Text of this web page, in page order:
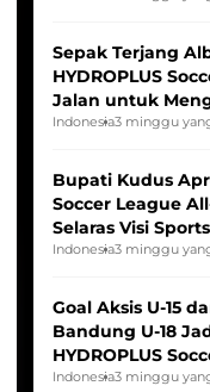
Sepak Terjang
HYDROPLUS
Jalan untuk
Indonesia Putri
Indonesia3 minggu
Bupati Kudus
Soccer League
Selaras Visi
Indonesia3 minggu
Goal Aksis U-15
Bandung U-18
HYDROPLUS
2025/2026
Indonesia3 minggu